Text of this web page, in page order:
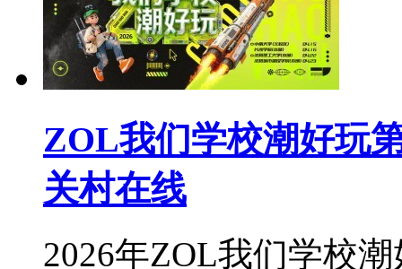
ZOL我们学校潮好玩
关村在线
2026年ZOL我们学校